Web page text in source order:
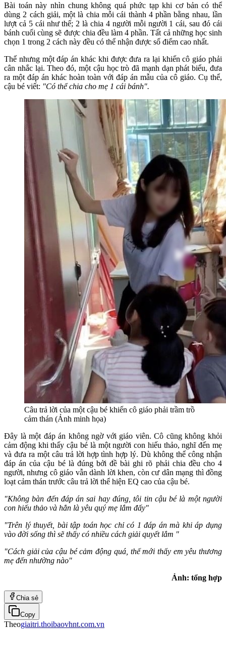
Bài toán này nhìn chung không quá phức tạp khi cơ bản có thể
dùng 2 cách giải, một là chia mỗi cái thành 4 phần bằng nhau, lần
lượt cả 5 cái như thế; 2 là chia 4 người mỗi người 1 cái, sau đó cái
bánh cuối cùng sẽ được chia đều làm 4 phần. Tất cả những học sinh
chọn 1 trong 2 cách này đều có thể nhận được số điểm cao nhất.
Thế nhưng một đáp án khác khi được đưa ra lại khiến cô giáo phải
cân nhắc lại. Theo đó, một cậu học trò đã mạnh dạn phát biểu, đưa
ra một đáp án khác hoàn toàn với đáp án mẫu của cô giáo. Cụ thể,
cậu bé viết: "Có thể chia cho mẹ 1 cái bánh".
Câu trả lời của một cậu bé khiến cô giáo phải trầm trồ
cảm thán (Ảnh minh họa)
Đây là một đáp án không ngờ với giáo viên. Cô cũng không khỏi
cảm động khi thấy cậu bé là một người con hiếu thảo, nghĩ đến mẹ
và đưa ra một câu trả lời hợp tình hợp lý. Dù không thể công nhận
đáp án của cậu bé là đúng bởi đề bài ghi rõ phải chia đều cho 4
người, nhưng cô giáo vẫn dành lời khen, còn cư dân mạng thì đồng
loạt cảm thán trước câu trả lời thể hiện EQ cao của cậu bé.
"Không bàn đến đáp án sai hay đúng, tôi tin cậu bé là một người
con hiếu thảo và hẳn là yêu quý mẹ lắm đấy"
"Trên lý thuyết, bài tập toán học chỉ có 1 đáp án mà khi áp dụng
vào đời sống thì sẽ thấy có nhiều cách giải quyết lắm "
"Cách giải của cậu bé cảm động quá, thế mới thấy em yêu thương
mẹ đến nhường nào"
Ảnh: tổng hợp
Chia sẻ
Copy
Theogiaitri.thoibaovhnt.com.vn